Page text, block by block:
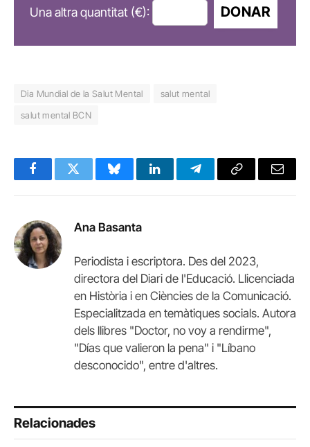
Una altra quantitat (€): DONAR
Dia Mundial de la Salut Mental
salut mental
salut mental BCN
FacebookTwitter BlueskyLinkedInTelegramCopy
Email
Ana Basanta
Periodista i escriptora. Des del 2023,
directora del Diari de l'Educació. Llicenciada
en Història i en Ciències de la Comunicació.
Especialitzada en temàtiques socials. Autora
dels llibres "Doctor, no voy a rendirme",
"Días que valieron la pena" i "Líbano
desconocido", entre d'altres.
Relacionades